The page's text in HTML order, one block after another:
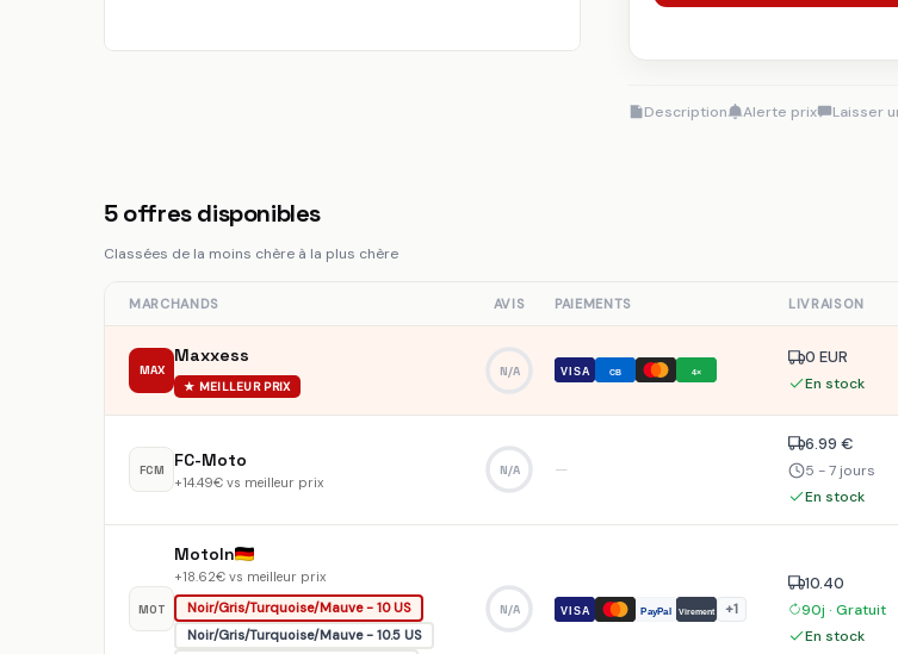
Description Alerte prix Laisser
5 offres disponibles
Classées de la moins chère à la plus chère
MARCHANDS AVIS PAIEMENTS LIVRAISON
MAX
Maxxess
★ MEILLEUR PRIX
N/A VISA CB 4×
0 EUR
En stock
FCM FC-Moto
+14.49€ vs meilleur prix
N/A —
6.99 €
5 - 7 jours
En stock
MOT
MotoIn
+18.62€ vs meilleur prix
Noir/Gris/Turquoise/Mauve - 10 US
Noir/Gris/Turquoise/Mauve - 10.5 US
N/A VISA PayPal Virement +1
10.40
90j · Gratuit
En stock